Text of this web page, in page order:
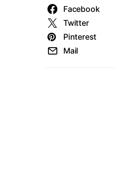
Facebook
Twitter
Pinterest
Mail